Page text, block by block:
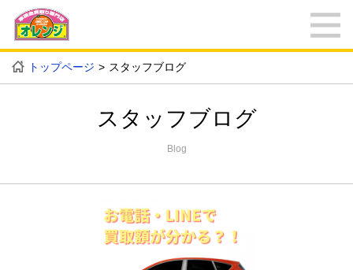
トップページ スタッフブログ
スタッフブログ
Blog